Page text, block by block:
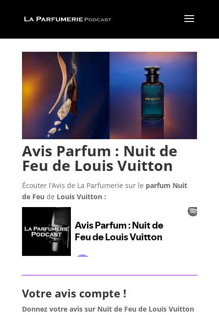
Avis Parfum : Nuit de
Feu de Louis Vuitton
Écouter l’Avis de La Parfumerie sur le parfum Nuit
de Feu de Louis Vuitton :
Votre avis compte !
Donnez votre avis sur Nuit de Feu de Louis Vuitton